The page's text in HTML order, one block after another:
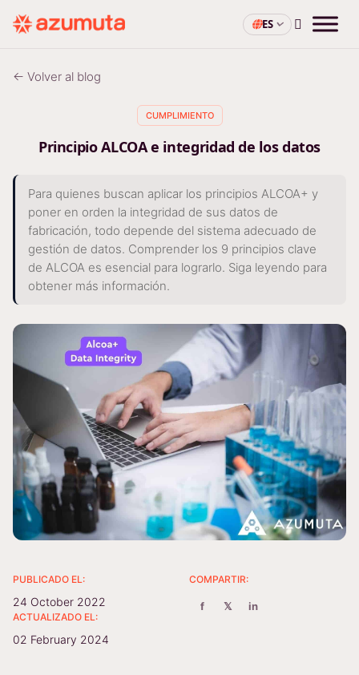
ES
← Volver al blog
CUMPLIMIENTO
Principio ALCOA e integridad de los datos
Para quienes buscan aplicar los principios ALCOA+ y
poner en orden la integridad de sus datos de
fabricación, todo depende del sistema adecuado de
gestión de datos. Comprender los 9 principios clave
de ALCOA es esencial para lograrlo. Siga leyendo para
obtener más información.
PUBLICADO EL:
24 October 2022
ACTUALIZADO EL:
02 February 2024
COMPARTIR:
f 𝕏 in